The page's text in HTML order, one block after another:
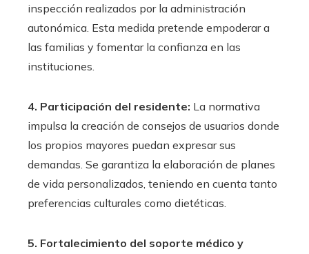
inspección realizados por la administración
autonómica. Esta medida pretende empoderar a
las familias y fomentar la confianza en las
instituciones.
4. Participación del residente: La normativa
impulsa la creación de consejos de usuarios donde
los propios mayores puedan expresar sus
demandas. Se garantiza la elaboración de planes
de vida personalizados, teniendo en cuenta tanto
preferencias culturales como dietéticas.
5. Fortalecimiento del soporte médico y